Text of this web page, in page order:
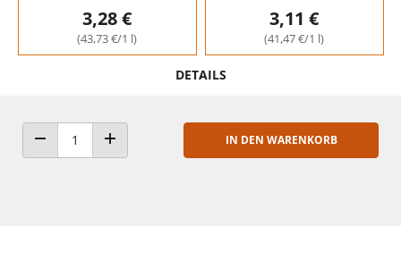
3,28 €
(43,73 €/1 l)
3,11 €
(41,47 €/1 l)
DETAILS
ANZAHL VERRINGERNANZAHL ERHÖHEN
IN DEN WARENKORB